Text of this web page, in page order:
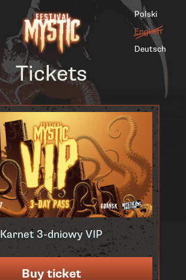
Polski
English
Deutsch
Tickets
Karnet 3-dniowy VIP
Buy ticket